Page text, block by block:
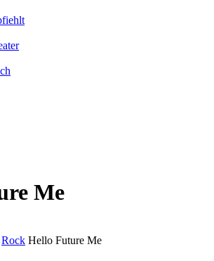
Me
Rock Hello Future Me